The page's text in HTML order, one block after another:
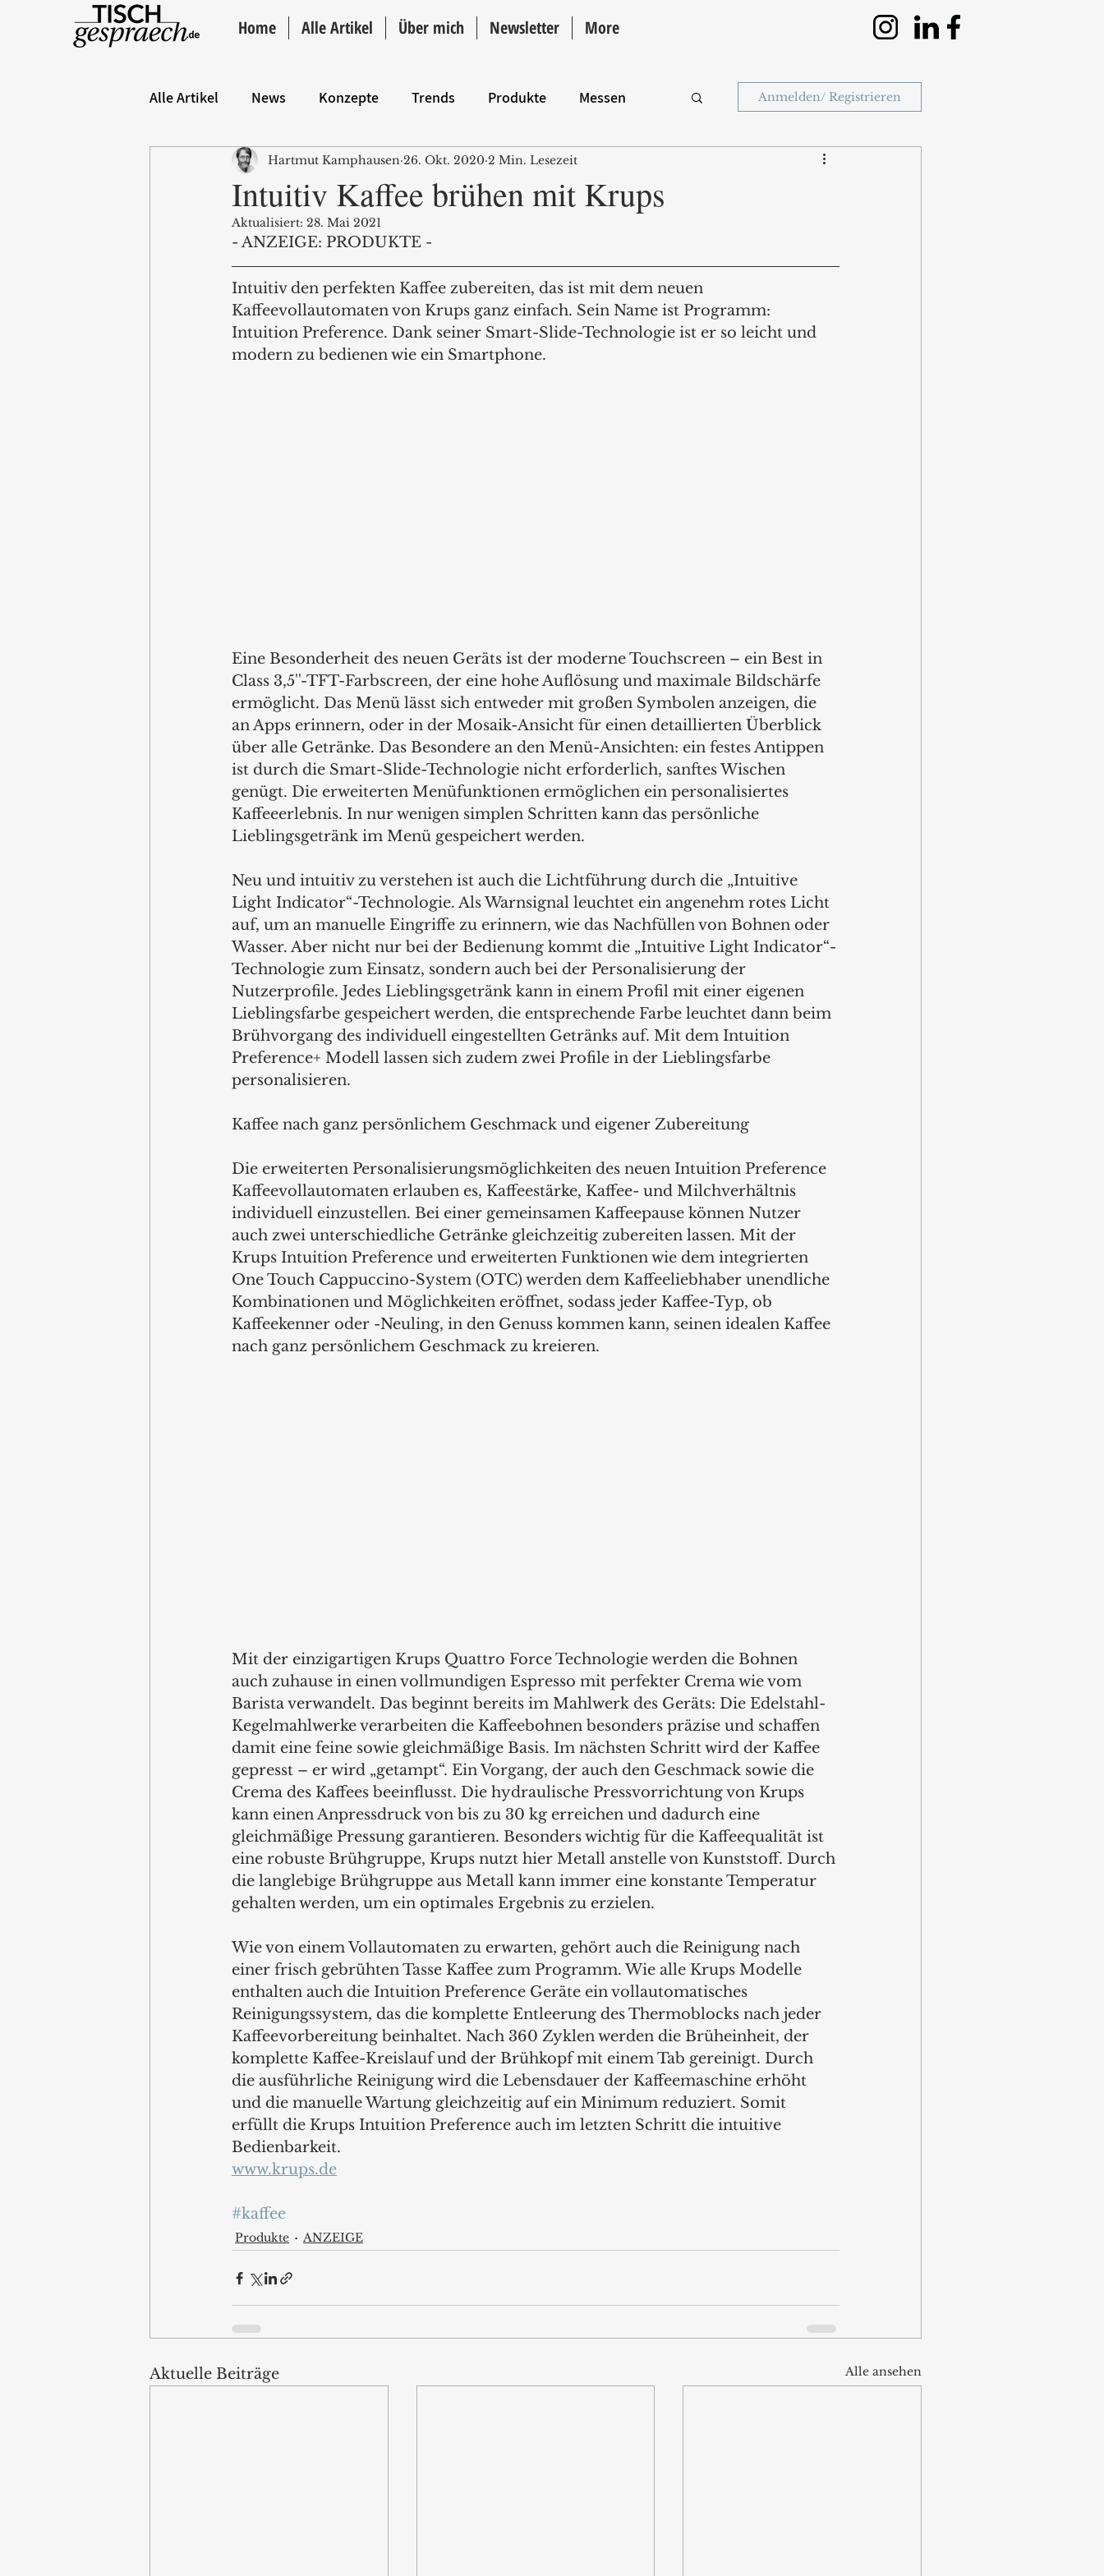
Home Alle Artikel Über mich Newsletter More
Alle Artikel News Konzepte Trends Produkte Messen
Hintergrund ANZEIGE Intro
Anmelden/ Registrieren
Intuitiv Kaffee brühen mit Krups
Hartmut Kamphausen 26. Okt. 2020 2 Min. Lesezeit
Aktualisiert: 28. Mai 2021
- ANZEIGE: PRODUKTE -
Intuitiv den perfekten Kaffee zubereiten, das ist mit dem neuen
Kaffeevollautomaten von Krups ganz einfach. Sein Name ist Programm:
Intuition Preference. Dank seiner Smart-Slide-Technologie ist er so leicht und
modern zu bedienen wie ein Smartphone.
Eine Besonderheit des neuen Geräts ist der moderne Touchscreen – ein Best in
Class 3,5''-TFT-Farbscreen, der eine hohe Auflösung und maximale Bildschärfe
ermöglicht. Das Menü lässt sich entweder mit großen Symbolen anzeigen, die
an Apps erinnern, oder in der Mosaik-Ansicht für einen detaillierten Überblick
über alle Getränke. Das Besondere an den Menü-Ansichten: ein festes Antippen
ist durch die Smart-Slide-Technologie nicht erforderlich, sanftes Wischen
genügt. Die erweiterten Menüfunktionen ermöglichen ein personalisiertes
Kaffeeerlebnis. In nur wenigen simplen Schritten kann das persönliche
Lieblingsgetränk im Menü gespeichert werden.
Neu und intuitiv zu verstehen ist auch die Lichtführung durch die „Intuitive
Light Indicator“-Technologie. Als Warnsignal leuchtet ein angenehm rotes Licht
auf, um an manuelle Eingriffe zu erinnern, wie das Nachfüllen von Bohnen oder
Wasser. Aber nicht nur bei der Bedienung kommt die „Intuitive Light Indicator“-
Technologie zum Einsatz, sondern auch bei der Personalisierung der
Nutzerprofile. Jedes Lieblingsgetränk kann in einem Profil mit einer eigenen
Lieblingsfarbe gespeichert werden, die entsprechende Farbe leuchtet dann beim
Brühvorgang des individuell eingestellten Getränks auf. Mit dem Intuition
Preference+ Modell lassen sich zudem zwei Profile in der Lieblingsfarbe
personalisieren.
Kaffee nach ganz persönlichem Geschmack und eigener Zubereitung
Die erweiterten Personalisierungsmöglichkeiten des neuen Intuition Preference
Kaffeevollautomaten erlauben es, Kaffeestärke, Kaffee- und Milchverhältnis
individuell einzustellen. Bei einer gemeinsamen Kaffeepause können Nutzer
auch zwei unterschiedliche Getränke gleichzeitig zubereiten lassen. Mit der
Krups Intuition Preference und erweiterten Funktionen wie dem integrierten
One Touch Cappuccino-System (OTC) werden dem Kaffeeliebhaber unendliche
Kombinationen und Möglichkeiten eröffnet, sodass jeder Kaffee-Typ, ob
Kaffeekenner oder -Neuling, in den Genuss kommen kann, seinen idealen Kaffee
nach ganz persönlichem Geschmack zu kreieren.
Mit der einzigartigen Krups Quattro Force Technologie werden die Bohnen
auch zuhause in einen vollmundigen Espresso mit perfekter Crema wie vom
Barista verwandelt. Das beginnt bereits im Mahlwerk des Geräts: Die Edelstahl-
Kegelmahlwerke verarbeiten die Kaffeebohnen besonders präzise und schaffen
damit eine feine sowie gleichmäßige Basis. Im nächsten Schritt wird der Kaffee
gepresst – er wird „getampt“. Ein Vorgang, der auch den Geschmack sowie die
Crema des Kaffees beeinflusst. Die hydraulische Pressvorrichtung von Krups
kann einen Anpressdruck von bis zu 30 kg erreichen und dadurch eine
gleichmäßige Pressung garantieren. Besonders wichtig für die Kaffeequalität ist
eine robuste Brühgruppe, Krups nutzt hier Metall anstelle von Kunststoff. Durch
die langlebige Brühgruppe aus Metall kann immer eine konstante Temperatur
gehalten werden, um ein optimales Ergebnis zu erzielen.
Wie von einem Vollautomaten zu erwarten, gehört auch die Reinigung nach
einer frisch gebrühten Tasse Kaffee zum Programm. Wie alle Krups Modelle
enthalten auch die Intuition Preference Geräte ein vollautomatisches
Reinigungssystem, das die komplette Entleerung des Thermoblocks nach jeder
Kaffeevorbereitung beinhaltet. Nach 360 Zyklen werden die Brüheinheit, der
komplette Kaffee-Kreislauf und der Brühkopf mit einem Tab gereinigt. Durch
die ausführliche Reinigung wird die Lebensdauer der Kaffeemaschine erhöht
und die manuelle Wartung gleichzeitig auf ein Minimum reduziert. Somit
erfüllt die Krups Intuition Preference auch im letzten Schritt die intuitive
Bedienbarkeit.
www.krups.de
#kaffee
Produkte ANZEIGE
Aktuelle Beiträge Alle ansehen